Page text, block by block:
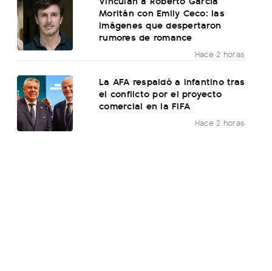
Moritán con Emily Ceco: las
imágenes que despertaron
rumores de romance
Hace 2 horas
La AFA respaldó a Infantino tras
el conflicto por el proyecto
comercial en la FIFA
Hace 2 horas